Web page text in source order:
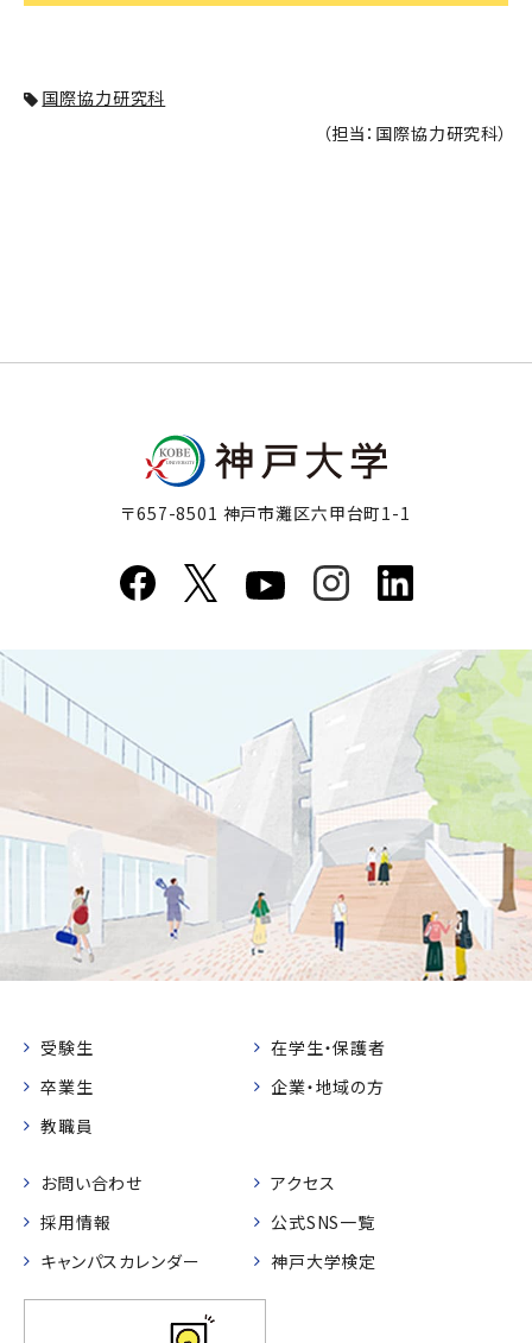
国際協力研究科
（担当：国際協力研究科）
〒657-8501 神戸市灘区六甲台町1-1
受験生
在学生・保護者
卒業生
企業・地域の方
教職員
お問い合わせ
アクセス
採用情報
公式SNS一覧
キャンパスカレンダー
神戸大学検定